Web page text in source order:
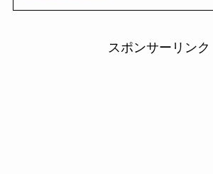
スポンサーリンク